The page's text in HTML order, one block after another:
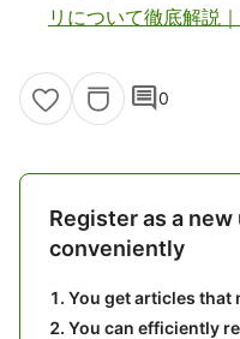
リについて徹底解説
comment0
Register as a
conveniently
You get articles that
You can efficiently